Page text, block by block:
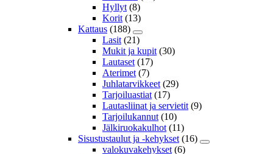
Hyllyt (8)
Korit (13)
Kattaus (188)
Lasit (21)
Mukit ja kupit (30)
Lautaset (17)
Aterimet (7)
Juhlatarvikkeet (29)
Tarjoiluastiat (17)
Lautasliinat ja servietit (9)
Tarjoilukannut (10)
Jälkiruokakulhot (11)
Sisustustaulut ja -kehykset (16)
valokuvakehykset (6)